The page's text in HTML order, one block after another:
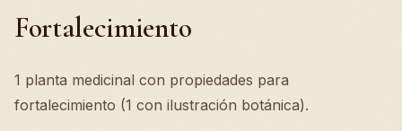
Fortalecimiento
1 planta medicinal con propiedades para
fortalecimiento (1 con ilustración botánica).